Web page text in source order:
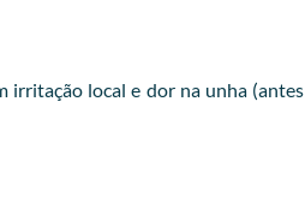
irritação local e dor na unha (antes